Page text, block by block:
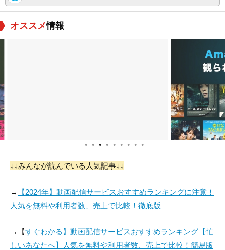
オススメ情報
● ● ● ● ● ● ● ● ●
↓↓みんなが読んでいる人気記事↓↓
→
【2024年】動画配信サービスおすすめランキングに注意！
人気を無料や利用者数、売上で比較！徹底版
→【すぐわかる】動画配信サービスおすすめランキング【忙
しいあなたへ】人気を無料や利用者数、売上で比較！簡易版